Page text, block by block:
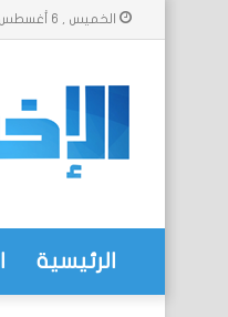
الخميس , 6 أغسطس 2026
الرئيسية